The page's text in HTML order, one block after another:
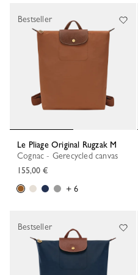
Le Pliage Original Rugzak M
Cognac - Gerecycled canvas
155,00 €
+ 6
Bestseller
Bestseller